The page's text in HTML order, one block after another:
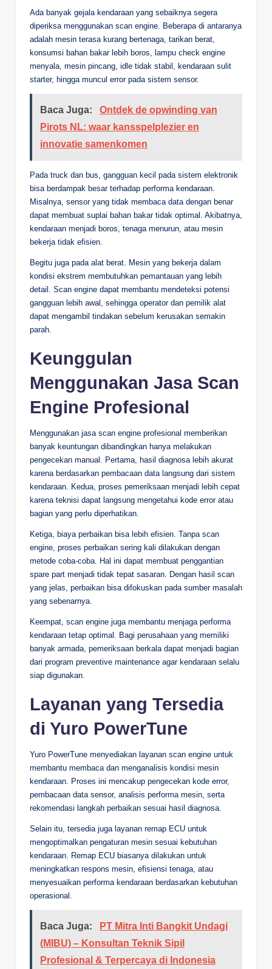
Ada banyak gejala kendaraan yang sebaiknya segera
diperiksa menggunakan scan engine. Beberapa di antaranya
adalah mesin terasa kurang bertenaga, tarikan berat,
konsumsi bahan bakar lebih boros, lampu check engine
menyala, mesin pincang, idle tidak stabil, kendaraan sulit
starter, hingga muncul error pada sistem sensor.
Baca Juga:
Ontdek de opwinding van
Pirots NL: waar kansspelplezier en
innovatie samenkomen
Pada truck dan bus, gangguan kecil pada sistem elektronik
bisa berdampak besar terhadap performa kendaraan.
Misalnya, sensor yang tidak membaca data dengan benar
dapat membuat suplai bahan bakar tidak optimal. Akibatnya,
kendaraan menjadi boros, tenaga menurun, atau mesin
bekerja tidak efisien.
Begitu juga pada alat berat. Mesin yang bekerja dalam
kondisi ekstrem membutuhkan pemantauan yang lebih
detail. Scan engine dapat membantu mendeteksi potensi
gangguan lebih awal, sehingga operator dan pemilik alat
dapat mengambil tindakan sebelum kerusakan semakin
parah.
Keunggulan
Menggunakan Jasa Scan
Engine Profesional
Menggunakan jasa scan engine profesional memberikan
banyak keuntungan dibandingkan hanya melakukan
pengecekan manual. Pertama, hasil diagnosa lebih akurat
karena berdasarkan pembacaan data langsung dari sistem
kendaraan. Kedua, proses pemeriksaan menjadi lebih cepat
karena teknisi dapat langsung mengetahui kode error atau
bagian yang perlu diperhatikan.
Ketiga, biaya perbaikan bisa lebih efisien. Tanpa scan
engine, proses perbaikan sering kali dilakukan dengan
metode coba-coba. Hal ini dapat membuat penggantian
spare part menjadi tidak tepat sasaran. Dengan hasil scan
yang jelas, perbaikan bisa difokuskan pada sumber masalah
yang sebenarnya.
Keempat, scan engine juga membantu menjaga performa
kendaraan tetap optimal. Bagi perusahaan yang memiliki
banyak armada, pemeriksaan berkala dapat menjadi bagian
dari program preventive maintenance agar kendaraan selalu
siap digunakan.
Layanan yang Tersedia
di Yuro PowerTune
Yuro PowerTune menyediakan layanan scan engine untuk
membantu membaca dan menganalisis kondisi mesin
kendaraan. Proses ini mencakup pengecekan kode error,
pembacaan data sensor, analisis performa mesin, serta
rekomendasi langkah perbaikan sesuai hasil diagnosa.
Selain itu, tersedia juga layanan remap ECU untuk
mengoptimalkan pengaturan mesin sesuai kebutuhan
kendaraan. Remap ECU biasanya dilakukan untuk
meningkatkan respons mesin, efisiensi tenaga, atau
menyesuaikan performa kendaraan berdasarkan kebutuhan
operasional.
Baca Juga:
PT Mitra Inti Bangkit Undagi
(MIBU) – Konsultan Teknik Sipil
Profesional & Terpercaya di Indonesia